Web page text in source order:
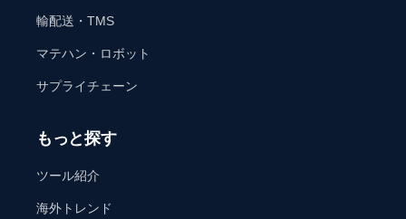
輸配送・TMS
マテハン・ロボット
サプライチェーン
もっと探す
ツール紹介
海外トレンド